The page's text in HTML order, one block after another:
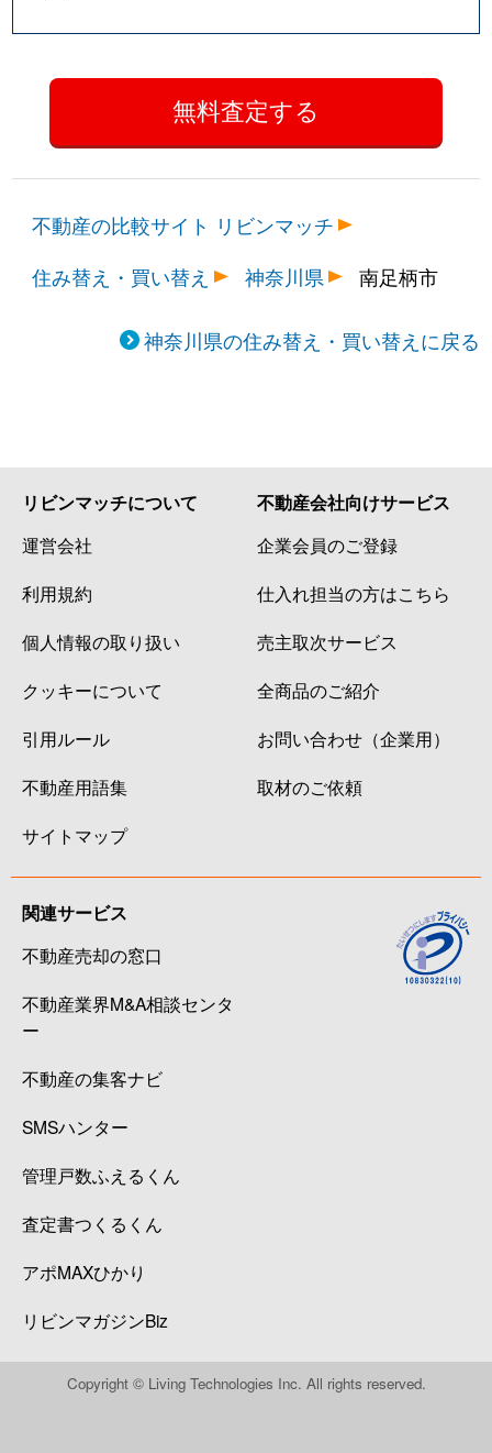
不動産の比較サイト リビンマッチ
住み替え・買い替え
神奈川県 南足柄市
神奈川県の住み替え・買い替えに戻る
リビンマッチについて
運営会社
利用規約
個人情報の取り扱い
クッキーについて
引用ルール
不動産用語集
サイトマップ
不動産会社向けサービス
企業会員のご登録
仕入れ担当の方はこちら
売主取次サービス
全商品のご紹介
お問い合わせ（企業用）
取材のご依頼
関連サービス
不動産売却の窓口
不動産業界M&A相談センタ
ー
不動産の集客ナビ
SMSハンター
管理戸数ふえるくん
査定書つくるくん
アポMAXひかり
リビンマガジンBiz
Copyright © Living Technologies Inc. All rights reserved.